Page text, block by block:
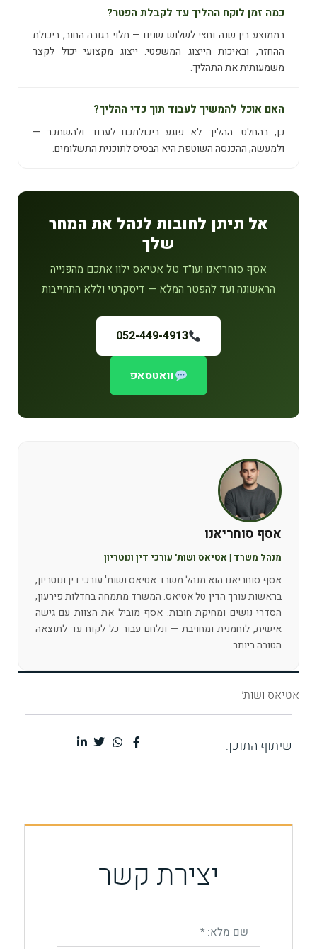
כמה זמן לוקח ההליך עד לקבלת הפטר?
בממוצע בין שנה וחצי לשלוש שנים — תלוי בגובה החוב, ביכולת
ההחזר, ובאיכות הייצוג המשפטי. ייצוג מקצועי יכול לקצר
משמעותית את התהליך.
האם אוכל להמשיך לעבוד תוך כדי ההליך?
כן, בהחלט. ההליך לא פוגע ביכולתכם לעבוד ולהשתכר —
ולמעשה, ההכנסה השוטפת היא הבסיס לתוכנית התשלומים.
אל תיתן לחובות לנהל את המחר
שלך
אסף סוחריאנו ועו"ד טל אטיאס ילוו אתכם מהפנייה
הראשונה ועד להפטר המלא — דיסקרטי וללא התחייבות
052-449-4913
וואטסאפ
אסף סוחריאנו
מנהל משרד | אטיאס ושות' עורכי דין ונוטריון
אסף סוחריאנו הוא מנהל משרד אטיאס ושות' עורכי דין ונוטריון,
בראשות עורך הדין טל אטיאס. המשרד מתמחה בחדלות פירעון,
הסדרי נושים ומחיקת חובות. אסף מוביל את הצוות עם גישה
אישית, לוחמנית ומחויבת — ונלחם עבור כל לקוח עד לתוצאה
הטובה ביותר.
אטיאס ושות׳
שיתוף התוכן:
יצירת קשר